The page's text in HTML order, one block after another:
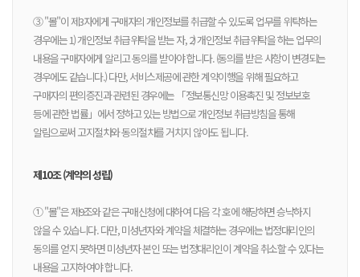
③ "몰"이 제3자에게 구매자의 개인정보를 취급할 수 있도록 업무를 위탁하는
경우에는 1) 개인정보 취급위탁을 받는 자, 2) 개인정보 취급위탁을 하는 업무의
내용을 구매자에게 알리고 동의를 받아야 합니다. (동의를 받은 사항이 변경되는
경우에도 같습니다.) 다만, 서비스제공에 관한 계약이행을 위해 필요하고
구매자의 편의증진과 관련된 경우에는 「정보통신망 이용촉진 및 정보보호
등에 관한 법률」에서 정하고 있는 방법으로 개인정보 취급방침을 통해
알림으로써 고지절차와 동의절차를 거치지 않아도 됩니다.
제10조 (계약의 성립)
① "몰"은 제9조와 같은 구매신청에 대하여 다음 각 호에 해당하면 승낙하지
않을 수 있습니다. 다만, 미성년자와 계약을 체결하는 경우에는 법정대리인의
동의를 얻지 못하면 미성년자 본인 또는 법정대리인이 계약을 취소할 수 있다는
내용을 고지하여야 합니다.